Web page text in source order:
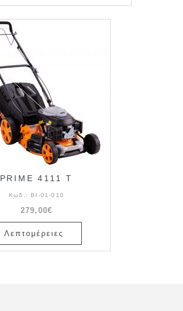
PRIME 4111 T
Κωδ.: BI-01-010
279,00€
Λεπτομέρειες